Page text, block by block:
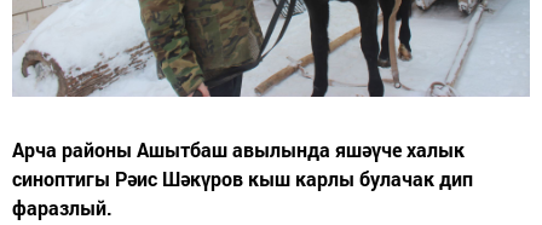
Арча районы Ашытбаш авылында яшәүче халык
синоптигы Рәис Шәкүров кыш карлы булачак дип
фаразлый.